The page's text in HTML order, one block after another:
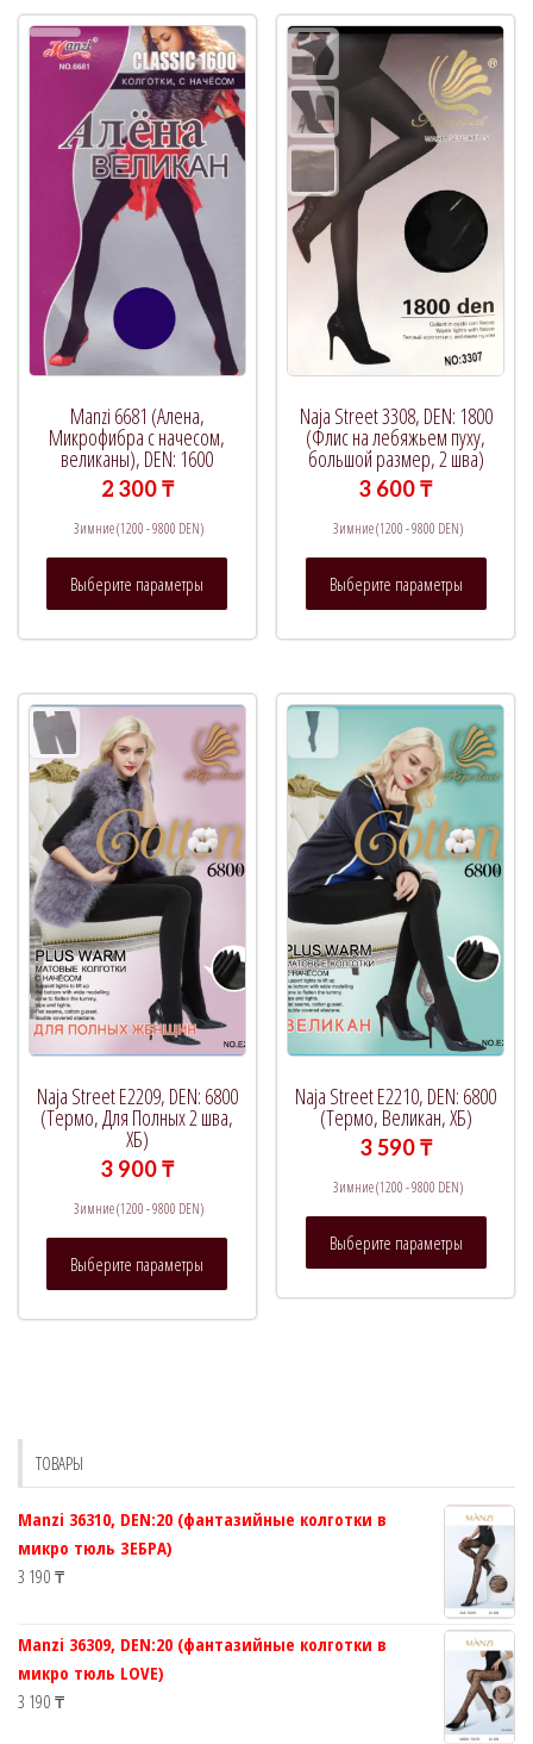
Manzi 6681 (Алена,
Микрофибра с начесом,
великаны), DEN: 1600
2 300₸
Зимние (1200 - 9800 DEN)
Выберите параметры
Опции
можно
выбрать
странице
товара.
Naja Street 3308, DEN: 1800
(Флис на лебяжьем пуху,
большой размер, 2 шва)
3 600₸
Зимние (1200 - 9800 DEN)
Выберите параметры
Этот
Опции
можно
товара.
Naja Street E2209, DEN: 6800
(Термо, Для Полных 2 шва,
ХБ)
3 900₸
Зимние (1200 - 9800 DEN)
Выберите параметры
товара.
Naja Street E2210, DEN: 6800
(Термо, Великан, ХБ)
3 590₸
Зимние (1200 - 9800 DEN)
Выберите параметры
Этот
товара.
ТОВАРЫ
Manzi 36310, DEN:20 (фантазийные колготки в
микро тюль ЗЕБРА)
3 190 ₸
Manzi 36309, DEN:20 (фантазийные колготки в
микро тюль LOVE)
3 190 ₸